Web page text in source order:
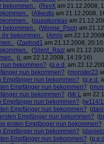
bekommen.. (RevX am 21.12.2008,
(Alkestis am 21.12.2008,
(quasikonkav am
bekommen.. (Winnie_Pooh am
ihr bekommen.. (Arrris am
(Zaphod1 am 21.12.2008,
(Silent_Razr am
(j. am 22.12.2008, 14:19:16)
bekommen? (q.e.d. am
nun bekommen? (monster23
Empfänger nun bekommen? (q.e.d.
Empfänger nun bekommen? (
nun bekommen? (Mr L am
Empfänger nun bekommen? (w114/
Empfänger nun bekommen? (
Empfänger nun bekommen? (
ersten Empfänger nun bekommen?
Empfänger nun bekommen? (
Empfänger nun bekommen? (